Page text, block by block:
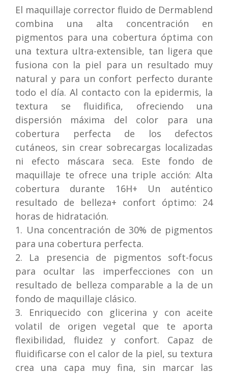
El maquillaje corrector fluido de Dermablend
combina una alta concentración en
pigmentos para una cobertura óptima con
una textura ultra-extensible, tan ligera que
fusiona con la piel para un resultado muy
natural y para un confort perfecto durante
todo el día. Al contacto con la epidermis, la
textura se fluidifica, ofreciendo una
dispersión máxima del color para una
cobertura perfecta de los defectos
cutáneos, sin crear sobrecargas localizadas
ni efecto máscara seca. Este fondo de
maquillaje te ofrece una triple acción: Alta
cobertura durante 16H+ Un auténtico
resultado de belleza+ confort óptimo: 24
horas de hidratación.
1. Una concentración de 30% de pigmentos
para una cobertura perfecta.
2. La presencia de pigmentos soft-focus
para ocultar las imperfecciones con un
resultado de belleza comparable a la de un
fondo de maquillaje clásico.
3. Enriquecido con glicerina y con aceite
volatil de origen vegetal que te aporta
flexibilidad, fluidez y confort. Capaz de
fluidificarse con el calor de la piel, su textura
crea una capa muy fina, sin marcar las